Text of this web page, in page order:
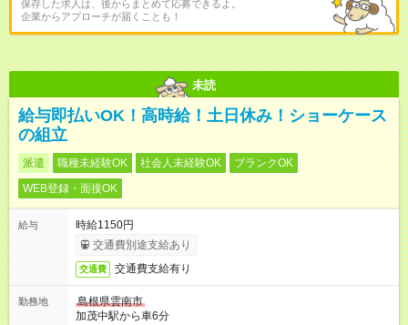
保存した求人は、後からまとめて応募できるよ。
企業からアプローチが届くことも！
未読
給与即払いOK！高時給！土日休み！ショーケース
の組立
派遣 職種未経験OK 社会人未経験OK
ブランクOK
WEB登録・面接OK
給与
時給1150円
交通費別途支給あり
交通費 交通費支給有り
勤務地
島根県雲南市
加茂中駅から車6分